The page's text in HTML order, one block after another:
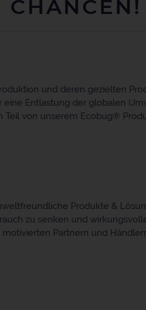
CHANCEN!
und deren gezielten
Entlastung der globalen
von unserem Ecobug®
Produkte &
zu senken und
Partnern und